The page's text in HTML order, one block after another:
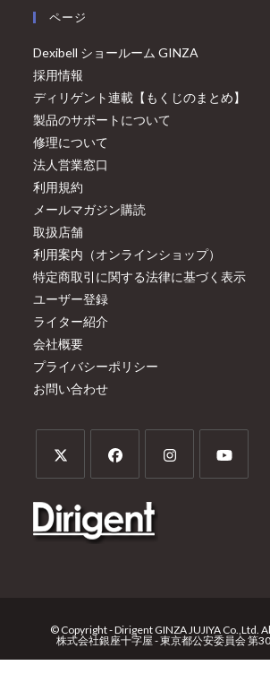
ページ
Dexibell ショールーム GINZA
採用情報
ディリゲント連載【もくじのまとめ】
製品のサポートについて
修理について
法人営業窓口
利用規約
メールマガジン購読
取扱店舗
利用案内（オンラインショップ）
特定商取引に関する法律に基づく表示
ユーザー登録
ライター紹介
会社概要
プライバシーポリシー
お問い合わせ
© Copyright - Dirigent GINZA JUJIYA Co.,Ltd.
株式会社銀座十字屋 - 東京都公安委員会 第